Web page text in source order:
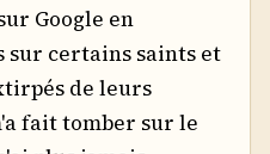
Google en
sur certains saints et
de leurs
fait tomber sur le